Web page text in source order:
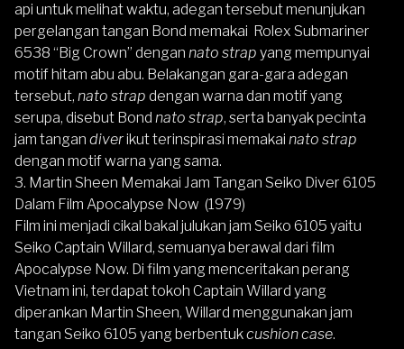
api untuk melihat waktu, adegan tersebut menunjukan
pergelangan tangan Bond memakai Rolex Submariner
6538 “Big Crown” dengan nato strap yang mempunyai
motif hitam abu abu. Belakangan gara-gara adegan
tersebut, nato strap dengan warna dan motif yang
serupa, disebut Bond nato strap, serta banyak pecinta
jam tangan diverikut terinspirasi memakai nato strap
dengan motif warna yang sama.
3. Martin Sheen Memakai Jam Tangan Seiko Diver 6105
Dalam Film Apocalypse Now (1979)
Film ini menjadi cikal bakal julukan jam Seiko 6105 yaitu
Seiko Captain Willard, semuanya berawal dari film
Apocalypse Now. Di film yang menceritakan perang
Vietnam ini, terdapat tokoh Captain Willard yang
diperankan Martin Sheen, Willard menggunakan jam
tangan Seiko 6105 yang berbentukcushion case.